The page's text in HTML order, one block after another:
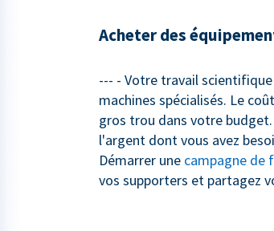
Acheter des
--- - Votre travail
machines spécialisés. Le
gros trou dans votre
l'argent dont vous avez
Démarrer une campagne de
vos supporters et partagez